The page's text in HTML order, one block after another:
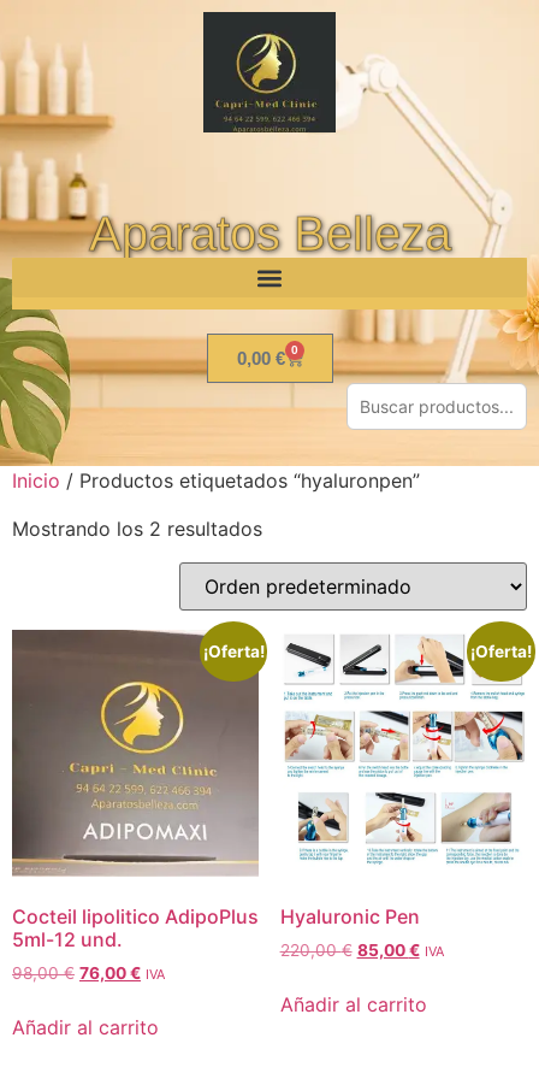
Aparatos Belleza
0,00 € 0
Inicio / Productos etiquetados “hyaluronpen”
Mostrando los 2 resultados
¡Oferta!
Cocteil lipolitico AdipoPlus
5ml-12 und.
98,00€ 76,00€ IVA
Añadir al carrito
¡Oferta!
Hyaluronic Pen
220,00€ 85,00€ IVA
Añadir al carrito